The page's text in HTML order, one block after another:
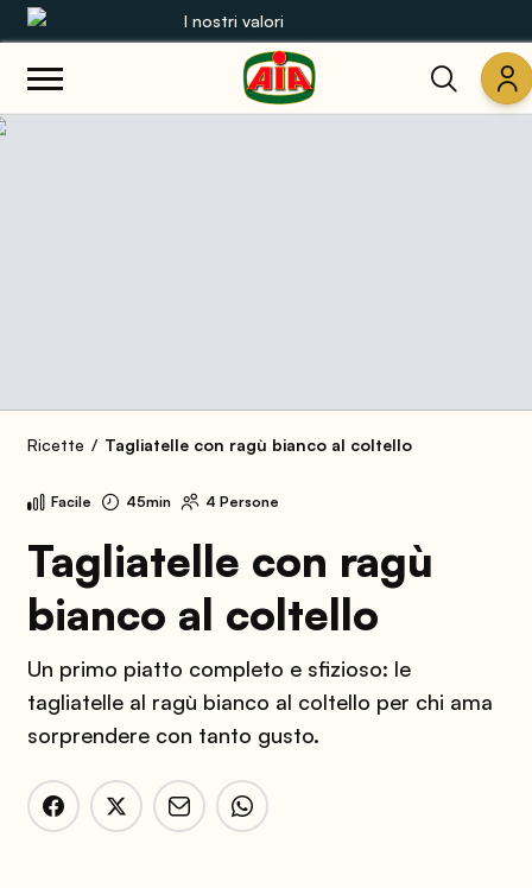
I nostri valori
Le nostre gamme
Mondo AIA
Ricette Tagliatelle con ragù bianco al coltello
Facile 45min 4 Persone
Tagliatelle con ragù
bianco al coltello
Un primo piatto completo e sfizioso: le
tagliatelle al ragù bianco al coltello per chi ama
sorprendere con tanto gusto.